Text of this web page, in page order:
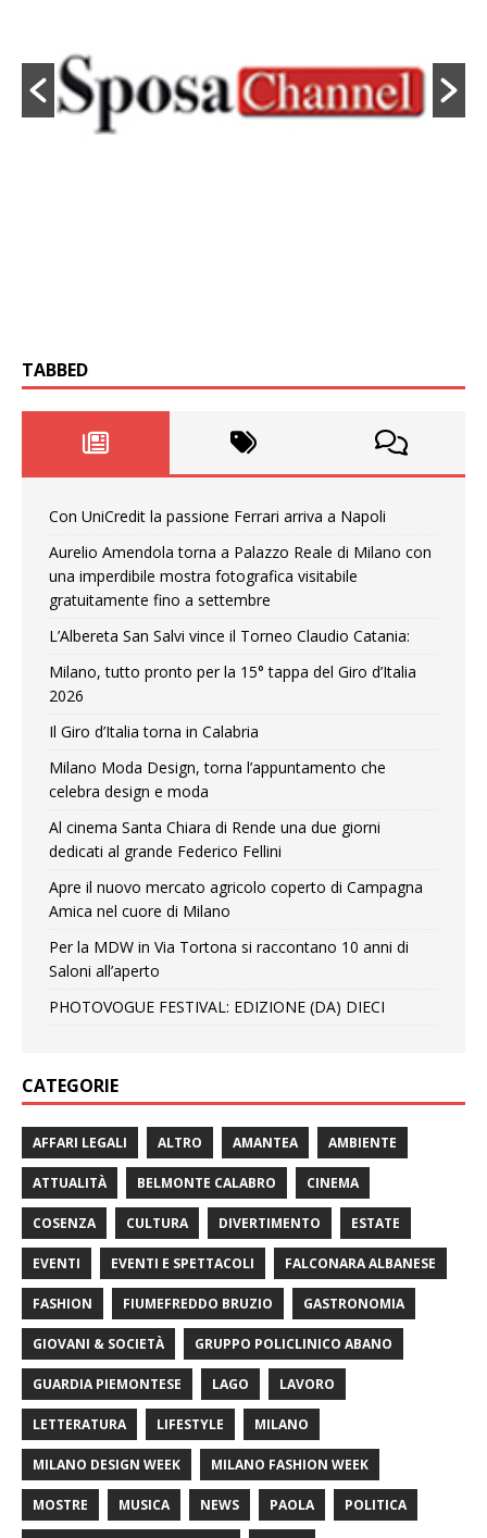
TABBED
Con UniCredit la passione Ferrari arriva a Napoli
Aurelio Amendola torna a Palazzo Reale di Milano con
una imperdibile mostra fotografica visitabile
gratuitamente fino a settembre
L’Albereta San Salvi vince il Torneo Claudio Catania:
Milano, tutto pronto per la 15° tappa del Giro d’Italia
2026
Il Giro d’Italia torna in Calabria
Milano Moda Design, torna l’appuntamento che
celebra design e moda
Al cinema Santa Chiara di Rende una due giorni
dedicati al grande Federico Fellini
Apre il nuovo mercato agricolo coperto di Campagna
Amica nel cuore di Milano
Per la MDW in Via Tortona si raccontano 10 anni di
Saloni all’aperto
PHOTOVOGUE FESTIVAL: EDIZIONE (DA) DIECI
CATEGORIE
AFFARI LEGALI ALTRO AMANTEA AMBIENTE
ATTUALITÀ BELMONTE CALABRO CINEMA
COSENZA CULTURA DIVERTIMENTO ESTATE
EVENTI EVENTI E SPETTACOLI FALCONARA ALBANESE
FASHION FIUMEFREDDO BRUZIO GASTRONOMIA
GIOVANI & SOCIETÀ GRUPPO POLICLINICO ABANO
GUARDIA PIEMONTESE LAGO LAVORO
LETTERATURA LIFESTYLE MILANO
MILANO DESIGN WEEK MILANO FASHION WEEK
MOSTRE MUSICA NEWS PAOLA POLITICA